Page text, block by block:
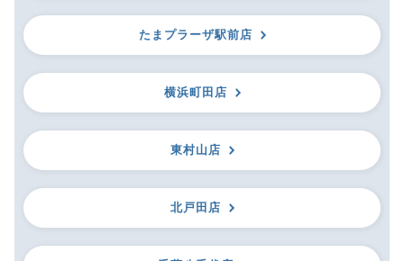
たまプラーザ駅前店
横浜町田店
東村山店
北戸田店